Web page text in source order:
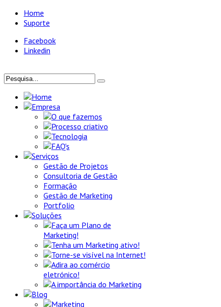
Home
Suporte
Facebook
Linkedin
Home
Empresa
O que fazemos
Processo criativo
Tecnologia
FAQ's
Serviços
Gestão de Projetos
Consultoria de Gestão
Formação
Gestão de Marketing
Portfolio
Soluções
Faça um Plano de
Marketing!
Tenha um Marketing ativo!
Torne-se visível na Internet!
Adira ao comércio
eletrónico!
A importância do Marketing
Blog
Marketing